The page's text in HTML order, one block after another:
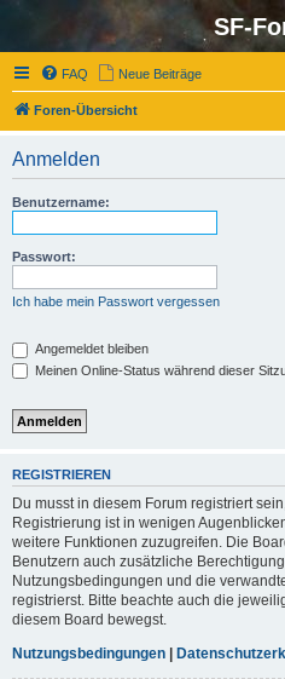
SF-
FAQ Neue Beiträge
Foren-Übersicht
Anmelden
Benutzername:
Passwort:
Ich habe mein Passwort vergessen
Angemeldet bleiben
Meinen Online-Status während dieser
REGISTRIEREN
Du musst in diesem Forum registriert
Registrierung ist in wenigen
weitere Funktionen zuzugreifen. Die
Benutzern auch zusätzliche
Nutzungsbedingungen und die
registrierst. Bitte beachte auch die
diesem Board bewegst.
Nutzungsbedingungen |